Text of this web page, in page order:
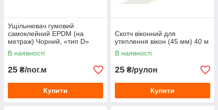
Ущільнювач гумовий
самоклейний EPDM (на
метраж) Чорний, «тип D»
9×7.5 мм
В наявності
25 ₴/пог.м
Купити
Скотч віконний для
утеплення вікон (45 мм) 40 м
В наявності
25 ₴/рулон
Купити